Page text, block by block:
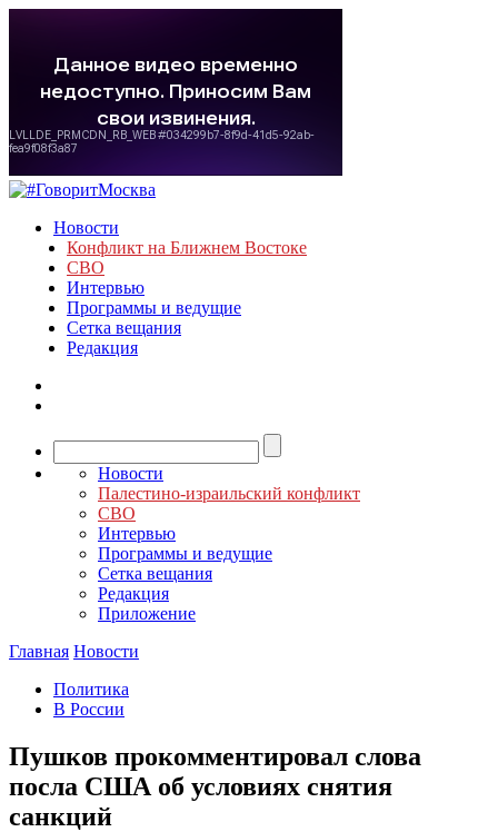
Новости
Конфликт на Ближнем Востоке
СВО
Интервью
Программы и ведущие
Сетка вещания
Редакция
Новости
Палестино-израильский конфликт
СВО
Интервью
Программы и ведущие
Сетка вещания
Редакция
Приложение
Главная Новости
Политика
В России
Пушков прокомментировал слова
посла США об условиях снятия
санкций